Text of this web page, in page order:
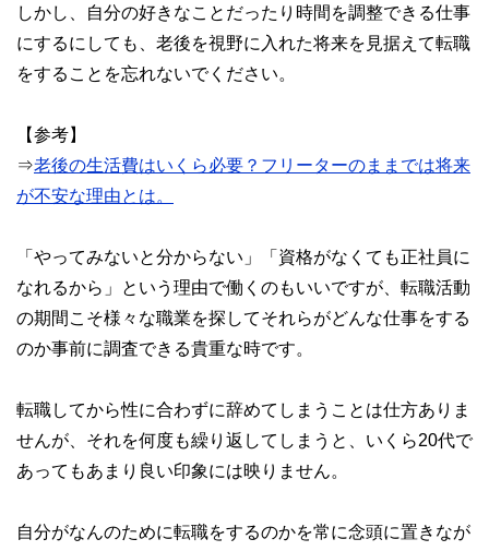
しかし、自分の好きなことだったり時間を調整できる仕事
にするにしても、老後を視野に入れた将来を見据えて転職
をすることを忘れないでください。
【参考】
⇒老後の生活費はいくら必要？フリーターのままでは将来
が不安な理由とは。
「やってみないと分からない」「資格がなくても正社員に
なれるから」という理由で働くのもいいですが、転職活動
の期間こそ様々な職業を探してそれらがどんな仕事をする
のか事前に調査できる貴重な時です。
転職してから性に合わずに辞めてしまうことは仕方ありま
せんが、それを何度も繰り返してしまうと、いくら20代で
あってもあまり良い印象には映りません。
自分がなんのために転職をするのかを常に念頭に置きなが